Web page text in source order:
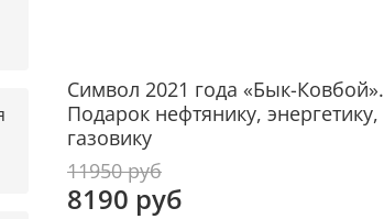
Символ 2021 года «Бык-Ковбой».
Подарок нефтянику, энергетику,
газовику
11950 руб
8190 руб